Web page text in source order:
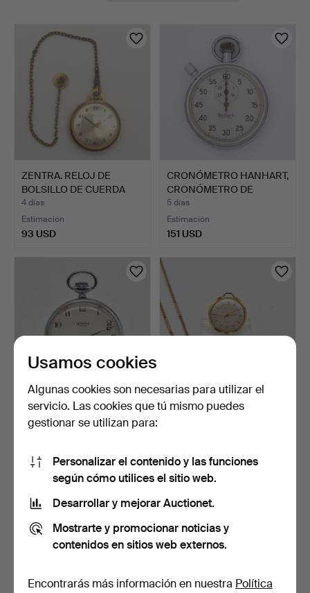
Kunst-
und
Auktionshaus
Kleinhenz
curso
ZENTRA. RELOJ DE
BOLSILLO DE CUERDA
MANUAL…
4 días
Estimación
93 USD
CRONÓMETRO HANHART,
CRONÓMETRO DE
CORONA, …
5 días
Estimación
151 USD
UNIONA, 17 RUBIS,
INCABLOC, RELOJ DE
174 USD
RELOJ DE BOLSILLO
139 USD
Usamos cookies
Algunas cookies son necesarias para utilizar el
servicio. Las cookies que tú mismo puedes
gestionar se utilizan para:
Personalizar el contenido y las funciones
según cómo utilices el sitio web.
Desarrollar y mejorar Auctionet.
Mostrarte y promocionar noticias y
contenidos en sitios web externos.
Encontrarás más información en nuestra Política